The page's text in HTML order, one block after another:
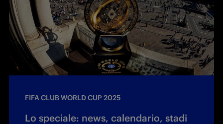
FIFA CLUB WORLD CUP 2025
Lo speciale: news, calendario, stadi